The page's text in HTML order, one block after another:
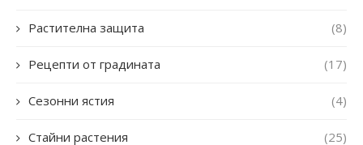
Растителна защита (8)
Рецепти от градината (17)
Сезонни ястия (4)
Стайни растения (25)